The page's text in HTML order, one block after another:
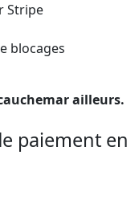
Stripe
blocages
ailleurs.
paiement en